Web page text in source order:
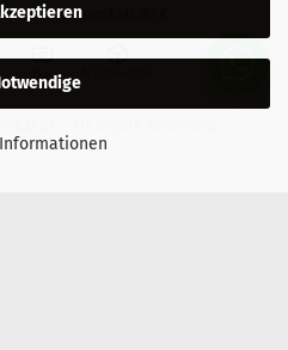
Versand ab 30 €